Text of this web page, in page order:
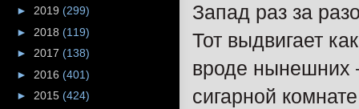
Запад раз за
Тот выдвигает
вроде нынешних
сигарной
► 2019 (299)
► 2018 (119)
► 2017 (138)
► 2016 (401)
► 2015 (424)